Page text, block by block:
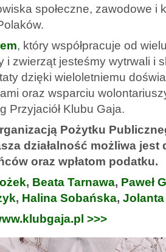
społeczne, zawodowe i
, który współpracuje od
i zwierząt jesteśmy wytrwali i
dzięki wieloletniemu
oraz wsparciu
Przyjaciół Klubu Gaja.
Pożytku
działalność możliwa jest
oraz wpłatom podatku.
, Beata Tarnawa, Paweł
, Halina Sobańska, Jolanta
>>>